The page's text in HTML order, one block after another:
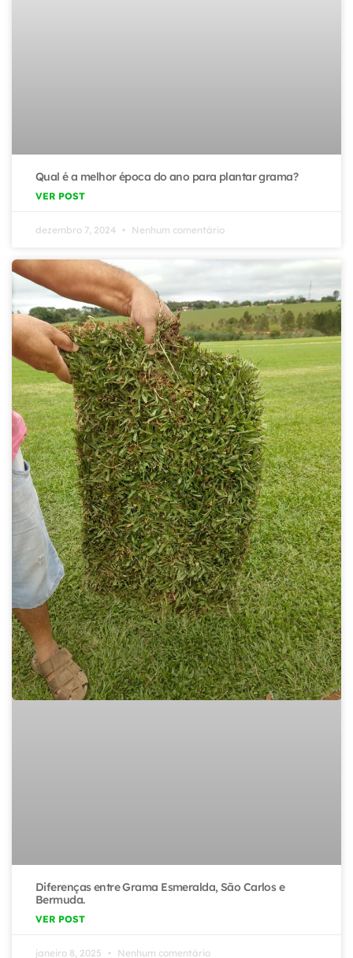
Qual é a melhor época do ano para plantar grama?
VER POST
dezembro 7, 2024 Nenhum comentário
Diferenças entre Grama Esmeralda, São Carlos e
Bermuda.
VER POST
janeiro 8, 2025 Nenhum comentário